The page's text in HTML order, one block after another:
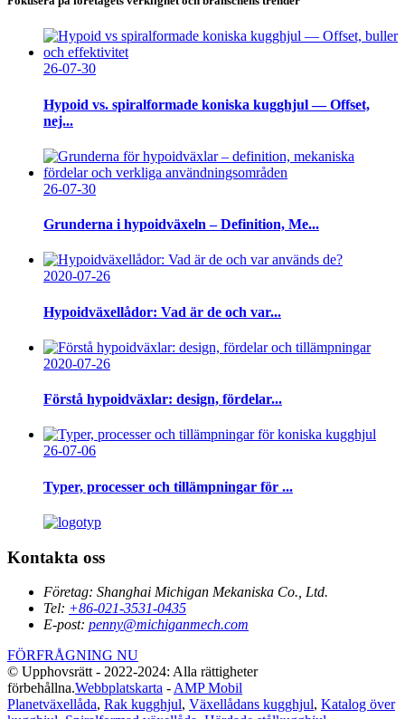
26-07-30
Hypoid vs. spiralformade koniska kugghjul — Offset,
nej...
26-07-30
Grunderna i hypoidväxeln – Definition, Me...
2020-07-26
Hypoidväxellådor: Vad är de och var...
2020-07-26
Förstå hypoidväxlar: design, fördelar...
26-07-06
Typer, processer och tillämpningar för ...
Kontakta oss
Företag: Shanghai Michigan Mekaniska Co., Ltd.
Tel: +86-021-3531-0435
E-post: penny@michiganmech.com
FÖRFRÅGNING NU
© Upphovsrätt - 2022-2024: Alla rättigheter
förbehållna.Webbplatskarta - AMP Mobil
Planetväxellåda, Rak kugghjul, Växellådans kugghjul, Katalog över